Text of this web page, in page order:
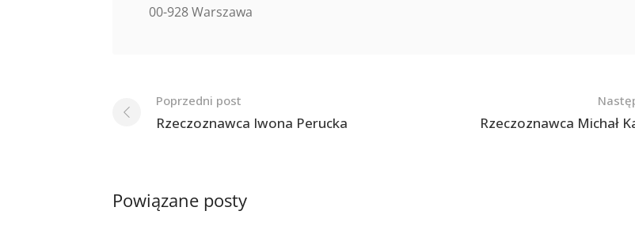
00-928 Warszawa
Nawigacja
po
Poprzedni post
Rzeczoznawca Iwona Perucka Rzeczoznawca Michał
Powiązane posty